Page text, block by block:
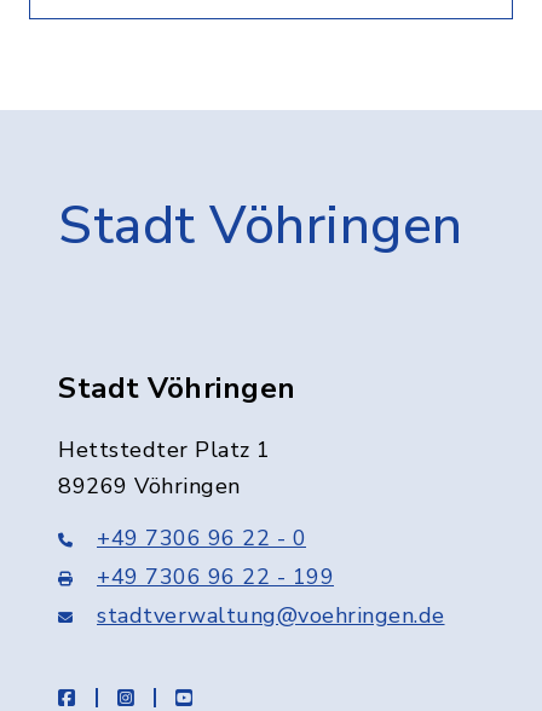
Stadt Vöhringen
Stadt Vöhringen
Hettstedter Platz 1
89269 Vöhringen
+49 7306 96 22 - 0
+49 7306 96 22 - 199
stadtverwaltung@voehringen.de
facebookinstagramyoutube